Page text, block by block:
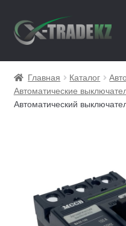
Перейти
к
Перейти
к
Главная
Каталог
Оформление заказа
Главная Каталог
Автоматические
Автоматический